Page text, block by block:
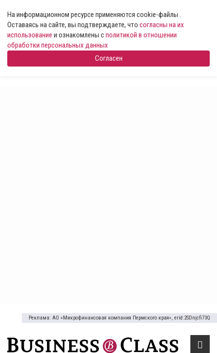
На информационном ресурсе применяются cookie-файлы .
Оставаясь на сайте, вы подтверждаете, что согласны на их
использование и ознакомлены сполитикой в отношении
обработки персональных данных
Согласен
Реклама: АО «Микрофинансовая компания Пермского края», erid:2SDnjcfi73Q